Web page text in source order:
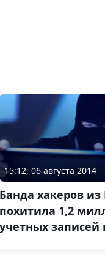
15:12, 06 августа 2014
Банда хакеров из
похитила 1,2
учетных